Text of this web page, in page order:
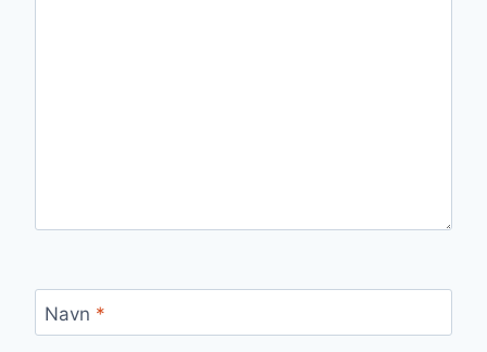
Navn *